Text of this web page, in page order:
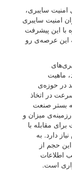
سایبری،
امنیت سایبری
با این پیشرفت
این عرصه‌ی رو
ماهیت
در حوزه‌ی
در اتخاذ
بستر صنعت
میزان و
مقابله با
دارد. به
حجم از
اطلاعات
است.